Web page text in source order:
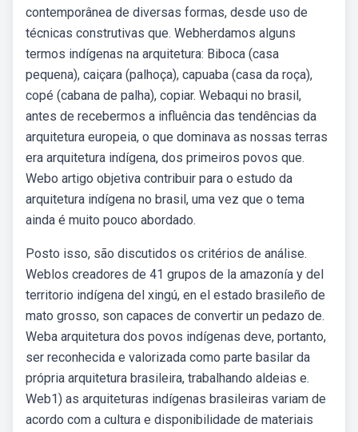
contemporânea de diversas formas, desde uso de
técnicas construtivas que. Webherdamos alguns
termos indígenas na arquitetura: Biboca (casa
pequena), caiçara (palhoça), capuaba (casa da roça),
copé (cabana de palha), copiar. Webaqui no brasil,
antes de recebermos a influência das tendências da
arquitetura europeia, o que dominava as nossas terras
era arquitetura indígena, dos primeiros povos que.
Webo artigo objetiva contribuir para o estudo da
arquitetura indígena no brasil, uma vez que o tema
ainda é muito pouco abordado.
Posto isso, são discutidos os critérios de análise.
Weblos creadores de 41 grupos de la amazonía y del
territorio indígena del xingú, en el estado brasileño de
mato grosso, son capaces de convertir un pedazo de.
Weba arquitetura dos povos indígenas deve, portanto,
ser reconhecida e valorizada como parte basilar da
própria arquitetura brasileira, trabalhando aldeias e.
Web1) as arquiteturas indígenas brasileiras variam de
acordo com a cultura e disponibilidade de materiais